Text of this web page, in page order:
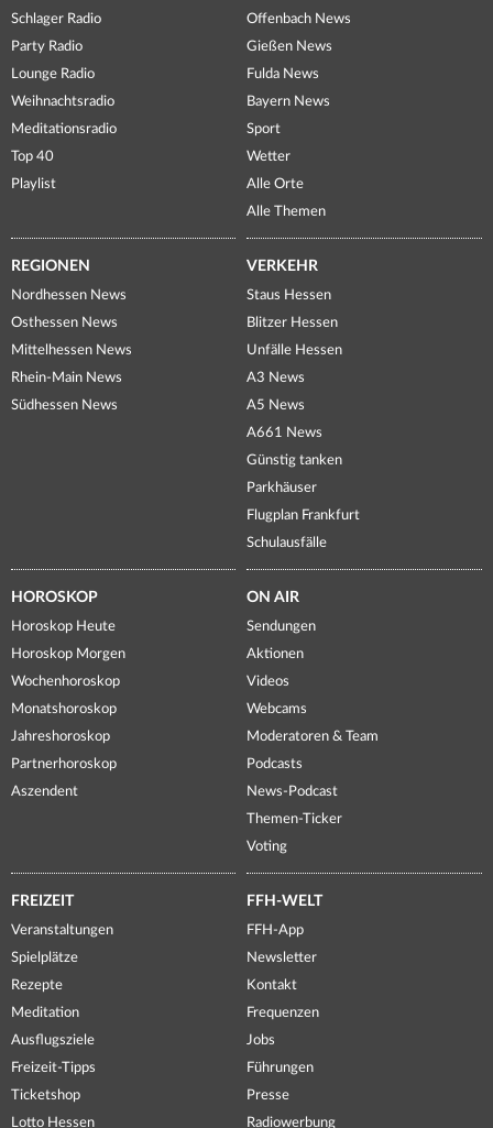
Schlager Radio
Party Radio
Lounge Radio
Weihnachtsradio
Meditationsradio
Top 40
Playlist
Offenbach News
Gießen News
Fulda News
Bayern News
Sport
Wetter
Alle Orte
Alle Themen
REGIONEN
Nordhessen News
Osthessen News
Mittelhessen News
Rhein-Main News
Südhessen News
VERKEHR
Staus Hessen
Blitzer Hessen
Unfälle Hessen
A3 News
A5 News
A661 News
Günstig tanken
Parkhäuser
Flugplan Frankfurt
Schulausfälle
HOROSKOP
Horoskop Heute
Horoskop Morgen
Wochenhoroskop
Monatshoroskop
Jahreshoroskop
Partnerhoroskop
Aszendent
ON AIR
Sendungen
Aktionen
Videos
Webcams
Moderatoren & Team
Podcasts
News-Podcast
Themen-Ticker
Voting
FREIZEIT
Veranstaltungen
Spielplätze
Rezepte
Meditation
Ausflugsziele
Freizeit-Tipps
Ticketshop
Lotto Hessen
FFH-WELT
FFH-App
Newsletter
Kontakt
Frequenzen
Jobs
Führungen
Presse
Radiowerbung